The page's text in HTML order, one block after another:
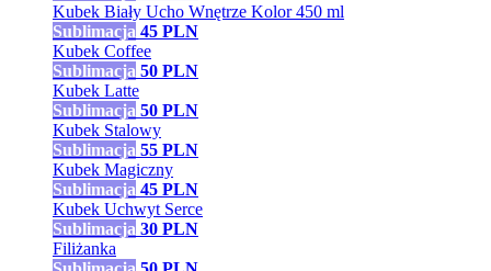
Kubek Biały Ucho Wnętrze Kolor 450 ml
Sublimacja 45 PLN
Kubek Coffee
Sublimacja 50 PLN
Kubek Latte
Sublimacja 50 PLN
Kubek Stalowy
Sublimacja 55 PLN
Kubek Magiczny
Sublimacja 45 PLN
Kubek Uchwyt Serce
Sublimacja 30 PLN
Filiżanka